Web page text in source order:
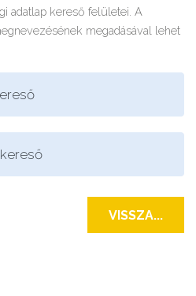
adatlap kereső felületei. A
megadásával lehet
VISSZA...